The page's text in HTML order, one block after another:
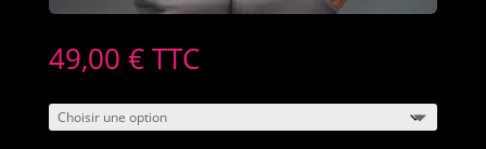
49,00 € TTC